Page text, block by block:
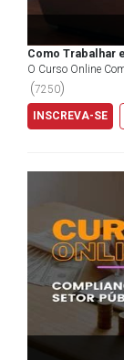
Como Trabalhar
O Curso Online
proporcionar dicas
(7250)
INSCREVA-SE